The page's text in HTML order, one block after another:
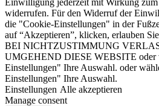
Einwilligung jederzeit mit Wirkung
widerrufen. Für den Widerruf der
die "Cookie-Einstellungen" in der
auf “Akzeptieren”, klicken, erlauben
BEI NICHTZUSTIMMUNG
UMGEHEND DIESE WEBSITE oder
Einstellungen" Ihre Auswahl. oder
Einstellungen" Ihre Auswahl.
Einstellungen Alle akzeptieren
Manage consent